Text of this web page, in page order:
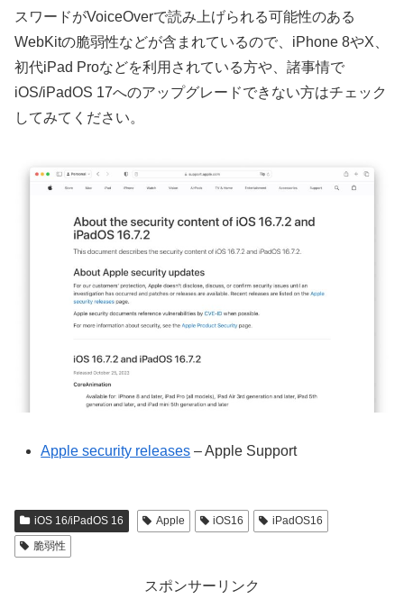
スワードがVoiceOverで読み上げられる可能性のある
WebKitの脆弱性などが含まれているので、iPhone 8やX、
初代iPad Proなどを利用されている方や、諸事情で
iOS/iPadOS 17へのアップグレードできない方はチェック
してみてください。
Apple security releases – Apple Support
iOS 16/iPadOS 16 Apple iOS16
iPadOS16
脆弱性
スポンサーリンク